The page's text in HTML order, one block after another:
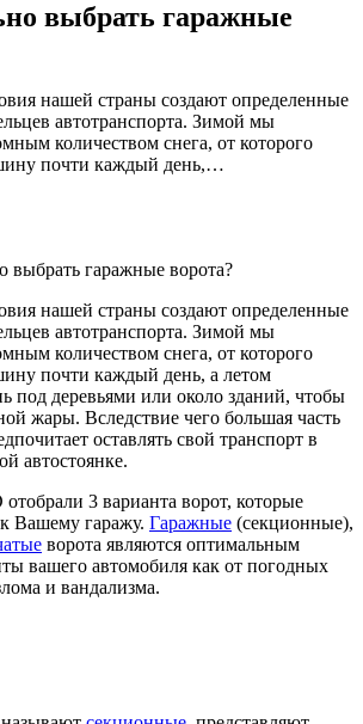
выбрать гаражные
нашей страны создают определенные
автотранспорта. Зимой мы
количеством снега, от которого
почти каждый день,…
выбрать гаражные ворота?
нашей страны создают определенные
автотранспорта. Зимой мы
количеством снега, от которого
почти каждый день, а летом
под деревьями или около зданий, чтобы
жары. Вследствие чего большая часть
оставлять свой транспорт в
автостоянке.
3 варианта ворот, которые
Вашему гаражу. Гаражные (секционные),
ворота являются оптимальным
вашего автомобиля как от погодных
и вандализма.